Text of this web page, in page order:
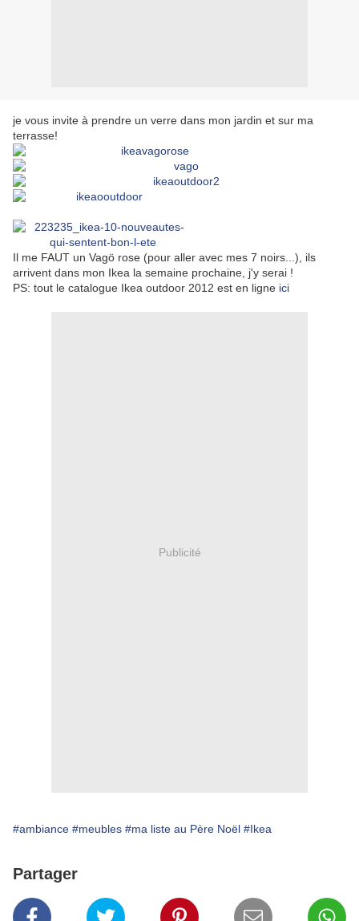
je vous invite à prendre un verre dans mon jardin et sur ma
terrasse!
Il me FAUT un Vagö rose (pour aller avec mes 7 noirs...), ils
arrivent dans mon Ikea la semaine prochaine, j'y serai !
PS: tout le catalogue Ikea outdoor 2012 est en ligne ici
Publicité
#ambiance #meubles #ma liste au Père Noël #Ikea
Partager